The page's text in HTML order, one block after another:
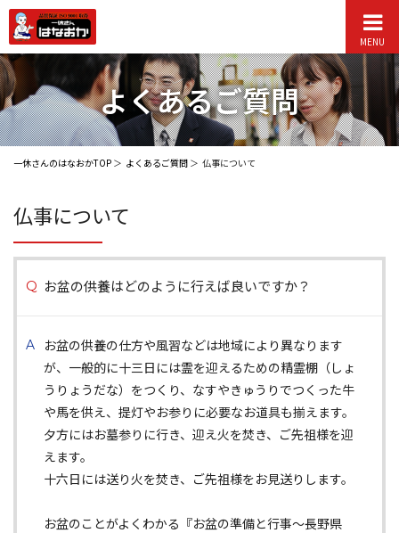
MENU
よくあるご質問
一休さんのはなおかTOP よくあるご質問 仏事について
仏事について
お盆の供養はどのように行えば良いですか？
お盆の供養の仕方や風習などは地域により異なります
が、一般的に十三日には霊を迎えるための精霊棚（しょ
うりょうだな）をつくり、なすやきゅうりでつくった牛
や馬を供え、提灯やお参りに必要なお道具も揃えます。
夕方にはお墓参りに行き、迎え火を焚き、ご先祖様を迎
えます。
十六日には送り火を焚き、ご先祖様をお見送りします。
お盆のことがよくわかる『お盆の準備と行事〜長野県